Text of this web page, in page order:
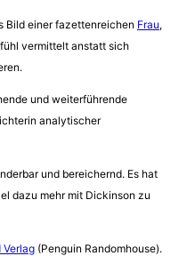
Bild einer fazettenreichen Frau,
vermittelt anstatt sich
und weiterführende
analytischer
und bereichernd. Es hat
dazu mehr mit Dickinson zu
Verlag (Penguin Randomhouse).